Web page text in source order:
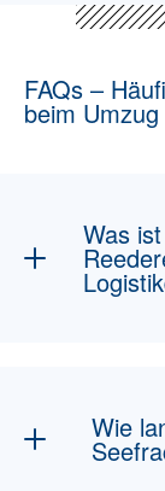
FAQs –
beim Umzug
Was
alle
Wie